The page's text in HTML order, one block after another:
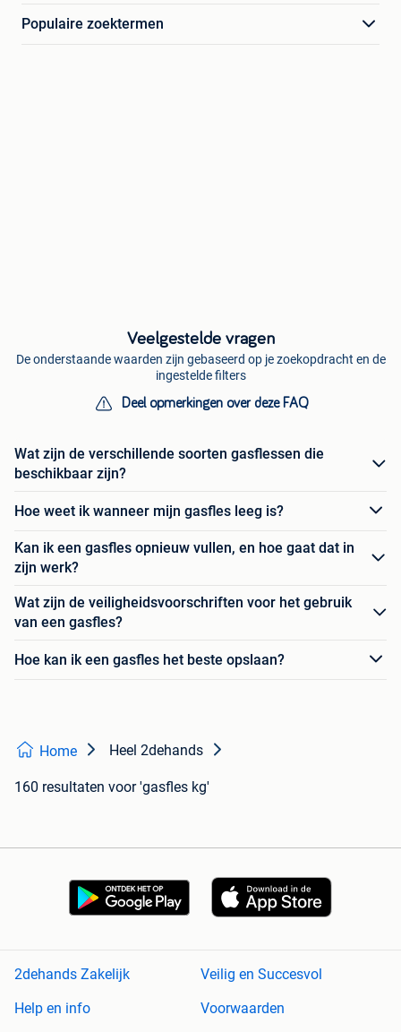
Populaire zoektermen
Veelgestelde vragen
De onderstaande waarden zijn gebaseerd op je zoekopdracht en de
ingestelde filters
Deel opmerkingen over deze FAQ
Wat zijn de verschillende soorten gasflessen die
beschikbaar zijn?
Hoe weet ik wanneer mijn gasfles leeg is?
Kan ik een gasfles opnieuw vullen, en hoe gaat dat in
zijn werk?
Wat zijn de veiligheidsvoorschriften voor het gebruik
van een gasfles?
Hoe kan ik een gasfles het beste opslaan?
Home Heel 2dehands
160 resultaten voor 'gasfles kg'
2dehands Zakelijk
Veilig en Succesvol
Help en info
Voorwaarden